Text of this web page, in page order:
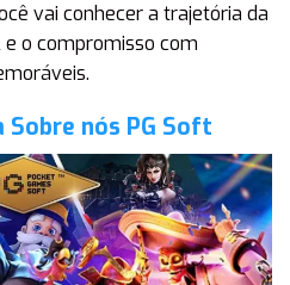
vai conhecer a trajetória da
o compromisso com
Sobre nós PG Soft